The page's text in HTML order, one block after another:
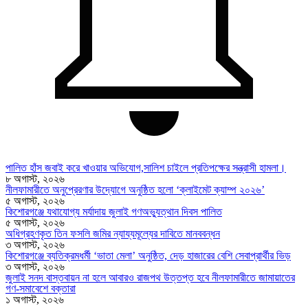
পালিত হাঁস জবাই করে খাওয়ার অভিযোগ,সালিশ চাইলে প্রতিপক্ষের সন্ত্রাসী হামলা।
৮ অগাস্ট, ২০২৬
নীলফামারীতে অনুপ্রেরণার উদ্যোগে অনুষ্ঠিত হলো ‘ক্লাইমেট ক্যাম্প ২০২৬’
৫ অগাস্ট, ২০২৬
কিশোরগঞ্জে যথাযোগ্য মর্যাদায় জুলাই গণঅভ্যুত্থান দিবস পালিত
৫ অগাস্ট, ২০২৬
অধিগ্রহণকৃত তিন ফসলি জমির ন্যায্যমূল্যের দাবিতে মানববন্ধন
৩ অগাস্ট, ২০২৬
কিশোরগঞ্জে ব্যতিক্রমধর্মী ‘ভাতা মেলা’ অনুষ্ঠিত, দেড় হাজারের বেশি সেবাপ্রার্থীর ভিড়
৩ অগাস্ট, ২০২৬
জুলাই সনদ বাস্তবায়ন না হলে আবারও রাজপথ উত্তপ্ত হবে নীলফামারীতে জামায়াতের
গণ-সমাবেশে বক্তারা
১ অগাস্ট, ২০২৬